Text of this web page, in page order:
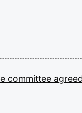
committee agreed